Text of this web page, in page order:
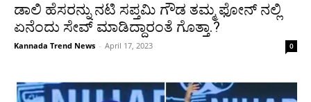
ಡಾಲಿ ಹೆಸರನ್ನು ನಟಿ ಸಪ್ತಮಿ ಗೌಡ ತಮ್ಮ ಫೋನ್ ನಲ್ಲಿ
ಏನೆಂದು ಸೇವ್ ಮಾಡಿದ್ದಾರಂತೆ ಗೊತ್ತಾ.?
Kannada Trend News - April 17, 2023 0